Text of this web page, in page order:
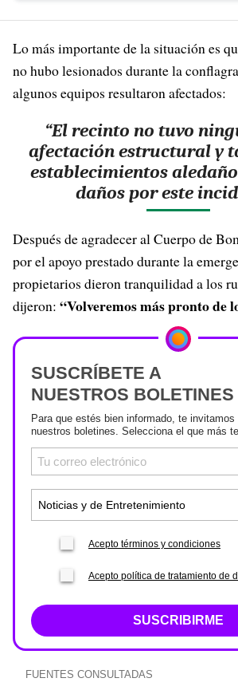
Lo más importante de la situación es
no hubo lesionados durante la
algunos equipos resultaron afectados:
“El recinto no tuvo
afectación estructural y
establecimientos
daños por este
Después de agradecer al Cuerpo de
por el apoyo prestado durante la
propietarios dieron tranquilidad a los
dijeron: “Volveremos más pronto de
SUSCRÍBETE A
NUESTROS BOLETINES
Para que estés bien informado, te
nuestros boletines. Selecciona el que más
Acepto términos y condiciones
Acepto política de tratamiento de
SUSCRIBIRME
FUENTES CONSULTADAS